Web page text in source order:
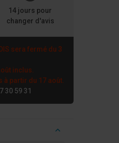
14 jours pour
changer d'avis
sera fermé du 3
inclus.
partir du 17 août.
30 59 31